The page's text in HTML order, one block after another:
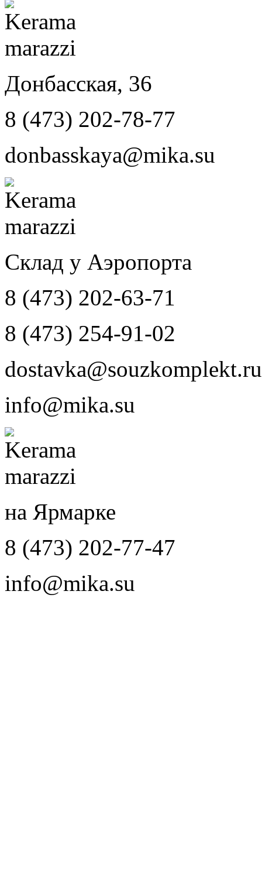
Донбасская, 36
8 (473) 202-78-77
donbasskaya@mika.su
Склад у Аэропорта
8 (473) 202-63-71
8 (473) 254-91-02
dostavka@souzkomplekt.ru
info@mika.su
на Ярмарке
8 (473) 202-77-47
info@mika.su